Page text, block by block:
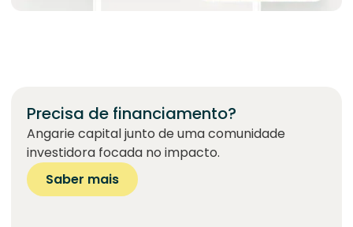
Precisa de financiamento?
Angarie capital junto de uma comunidade
investidora focada no impacto.
Saber mais